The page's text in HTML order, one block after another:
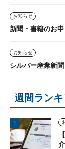
お知らせ
新聞・書籍のお
お知らせ
シルバー産業新
週間ラン